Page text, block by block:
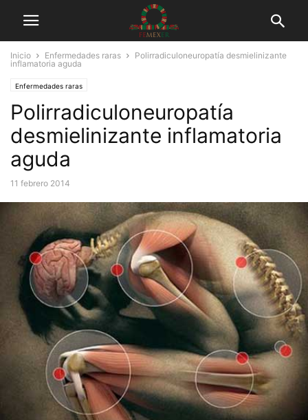
Inicio Enfermedades raras
Polirradiculoneuropatía desmielinizante
inflamatoria aguda
Enfermedades raras
Polirradiculoneuropatía
desmielinizante inflamatoria
aguda
11 febrero 2014